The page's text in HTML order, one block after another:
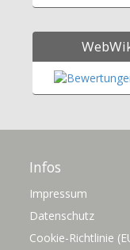
Infos
Impressum
Datenschutz
Cookie-Richtlinie